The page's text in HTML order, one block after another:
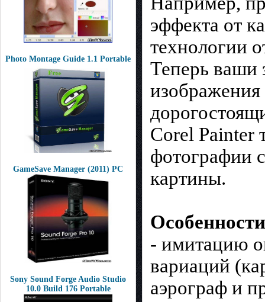
Photo Montage Guide 1.1 Portable
GameSave Manager (2011) РС
Sony Sound Forge Audio Studio
10.0 Build 176 Portable
эффекта от
технологии
Теперь ваши
изображения
Corel Painter
фотографии
картины.
- имитацию
вариаций
аэрограф и